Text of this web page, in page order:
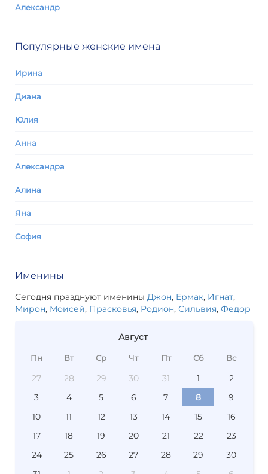
Александр
Популярные женские имена
Ирина
Диана
Юлия
Анна
Александра
Алина
Яна
София
Именины
Сегодня празднуют именины Джон, Ермак, Игнат,
Мирон, Моисей, Прасковья, Родион, Сильвия, Федор
Август
Пн Вт Ср Чт Пт Сб Вс
27 28 29 30 31 1
2
3
4 5 6 7 8
9
10
11 12 13 14 15
16
17
18 19 20 21 22
23
24
25 26 27 28 29
30